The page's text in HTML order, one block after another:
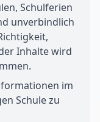
Schulferien
unverbindlich
Inhalte wird
im
Schule zu